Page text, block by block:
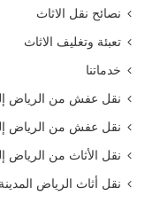
نصائح نقل الاثاث
تعبئة وتغليف الاثاث
خدماتنا
نقل عفش من الرياض
نقل عفش من الرياض
نقل الأثاث من الرياض
نقل أثاث الرياض